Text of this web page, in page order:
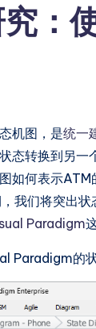
：
机图，是统一
态转换到另一
如何表示
我们将突出
Paradigm
Paradigm的